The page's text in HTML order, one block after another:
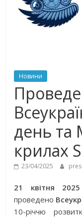
Новини
день та
крилах
23/04/2025
21 квітня
проведено
10-річчю